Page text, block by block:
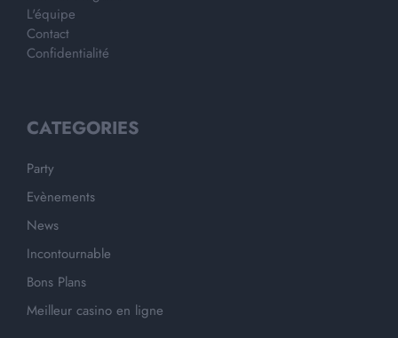
L'équipe
Contact
Confidentialité
CATEGORIES
Party
Evènements
News
Incontournable
Bons Plans
Meilleur casino en ligne